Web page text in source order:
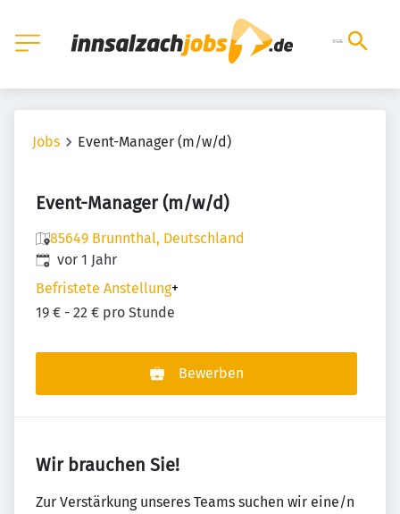
Jobs Event-Manager (m/w/d)
Event-Manager (m/w/d)
85649 Brunnthal, Deutschland
Veröffentlicht
vor 1 Jahr
Befristete Anstellung+
19 € - 22 € pro Stunde
Bewerben
Wir brauchen Sie!
Zur Verstärkung unseres Teams suchen wir eine/n